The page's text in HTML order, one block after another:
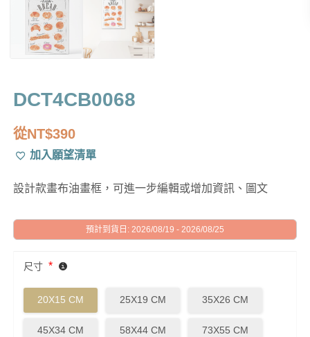
DCT4CB0068
從NT$390
加入願望清單
設計款畫布油畫框，可進一步編輯或增加資訊、圖文
預計到貨日: 2026/08/19 - 2026/08/25
尺寸 *
20X15 CM 25X19 CM 35X26 CM
45X34 CM 58X44 CM 73X55 CM